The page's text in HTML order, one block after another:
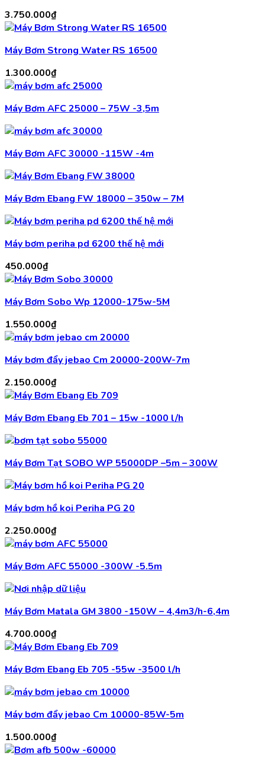
3.750.000₫
Máy Bơm Strong Water RS 16500
1.300.000₫
Máy Bơm AFC 25000 – 75W -3,5m
Máy Bơm AFC 30000 -115W -4m
Máy Bơm Ebang FW 18000 – 350w – 7M
Máy bơm periha pd 6200 thế hệ mới
450.000₫
Máy Bơm Sobo Wp 12000-175w-5M
1.550.000₫
Máy bơm đẩy jebao Cm 20000-200W-7m
2.150.000₫
Máy Bơm Ebang Eb 701 – 15w -1000 l/h
Máy Bơm Tạt SOBO WP 55000DP –5m – 300W
Máy bơm hồ koi Periha PG 20
2.250.000₫
Máy Bơm AFC 55000 -300W -5.5m
Máy Bơm Matala GM 3800 -150W – 4,4m3/h-6,4m
4.700.000₫
Máy Bơm Ebang Eb 705 -55w -3500 l/h
Máy bơm đẩy jebao Cm 10000-85W-5m
1.500.000₫